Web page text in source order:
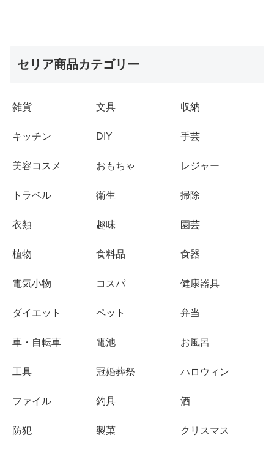
セリア商品カテゴリー
雑貨 文具 収納
キッチン DIY 手芸
美容コスメ おもちゃ レジャー
トラベル 衛生 掃除
衣類 趣味 園芸
植物 食料品 食器
電気小物 コスパ 健康器具
ダイエット ペット 弁当
車・自転車 電池 お風呂
工具 冠婚葬祭 ハロウィン
ファイル 釣具 酒
防犯 製菓 クリスマス